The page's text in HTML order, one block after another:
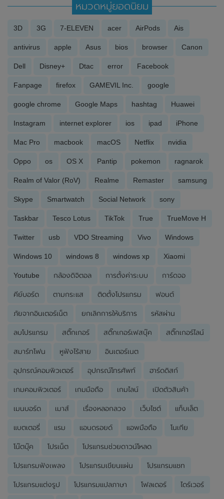
หมวดหมู่ยอดนิยม
3D 3G 7-ELEVEN acer AirPods Ais
antivirus apple Asus bios browser Canon
Dell Disney+ Dtac error Facebook
Fanpage firefox GAMEVIL Inc. google
google chrome Google Maps hashtag Huawei
Instagram internet explorer ios ipad iPhone
Mac Pro macbook macOS Netflix nvidia
Oppo os OS X Pantip pokemon ragnarok
Realm of Valor (RoV) Realme Remaster samsung
Skype Smartwatch Social Network sony
Taskbar Tesco Lotus TikTok True TrueMove H
Twitter usb VDO Streaming Vivo Windows
Windows 10 windows 8 windows xp Xiaomi
Youtube กล้องดิจิตอล การตั้งค่าระบบ การ์ดจอ
คีย์บอร์ด ตามกระแส ติดตั้งโปรแกรม ฟอนต์
ภัยจากอินเตอร์เน็ต ยกเลิกการให้บริการ รหัสผ่าน
ลบโปรแกรม สติ๊กเกอร์ สติ๊กเกอร์เฟสบุ๊ค สติ๊กเกอร์ไลน์
สมาร์ทโฟน หูฟังไร้สาย อินเตอร์เนต
อุปกรณ์คอมพิวเตอร์ อุปกรณ์โทรศัพท์ ฮาร์ดดิสก์
เกมคอมพิวเตอร์ เกมมือถือ เกมไลน์ เปิดตัวสินค้า
เมนบอร์ด เมาส์ เรื่องหลอกลวง เว็บไซต์ แท็บเล็ต
แบตเตอรี่ แรม แอนดรอยด์ แอพมือถือ โนเกีย
โน๊ตบุ๊ค โปรเน็ต โปรแกรมช่วยดาวน์โหลด
โปรแกรมฟังเพลง โปรแกรมเขียนแผ่น โปรแกรมแชท
โปรแกรมแต่งรูป โปรแกรมแปลภาษา โฟลเดอร์ ไดร์เวอร์